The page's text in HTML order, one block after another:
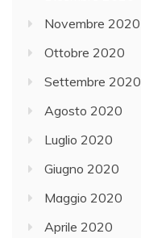
Novembre 2020
Ottobre 2020
Settembre 2020
Agosto 2020
Luglio 2020
Giugno 2020
Maggio 2020
Aprile 2020